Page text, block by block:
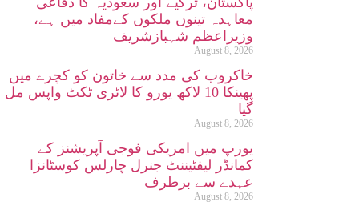
معاہدہ تینوں ملکوں کےمفاد میں ہے،
وزیراعظم شہبازشریف
August 8, 2026
خاکروب کی مدد سے خاتون کو کچرے میں
پھینکا 10 لاکھ یورو کا لاٹری ٹکٹ واپس مل
گیا
August 8, 2026
یورپ میں امریکی فوجی آپریشنز کے
کمانڈر لیفٹیننٹ جنرل چارلس کوسٹانزا
عہدے سے برطرف
August 8, 2026